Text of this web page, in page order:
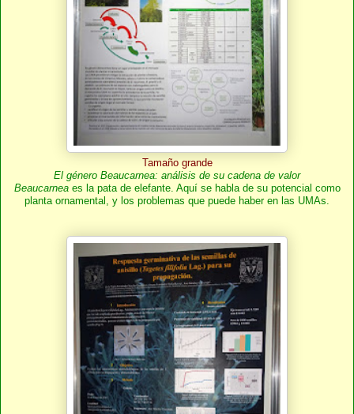
Tamaño grande
El género Beaucarnea: análisis de su cadena de valor
Beaucarneaes la pata de elefante. Aquí se habla de su potencial como
planta ornamental, y los problemas que puede haber en las UMAs.